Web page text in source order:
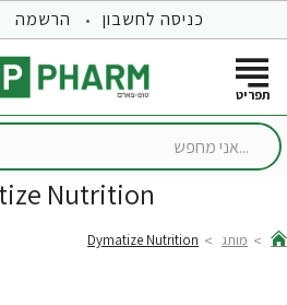
כניסה לחשבון הרשמה
...אני
Nutrition
מותג Dymatize Nutrition